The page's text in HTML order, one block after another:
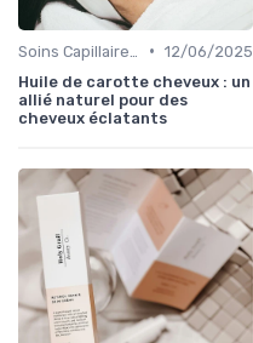
• 12/06/2025
Huile de carotte cheveux : un
allié naturel pour des
cheveux éclatants